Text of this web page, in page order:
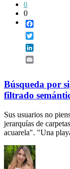
0
0
Búsqueda por
filtrado
Sus usuarios no
jerarquías de
acuarela". "Una